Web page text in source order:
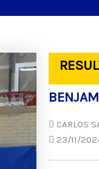
CARLOS
23/11/